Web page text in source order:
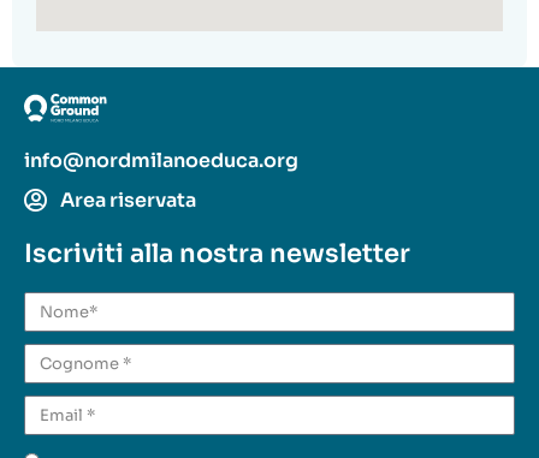
info@nordmilanoeduca.org
Area riservata
Iscriviti alla nostra newsletter